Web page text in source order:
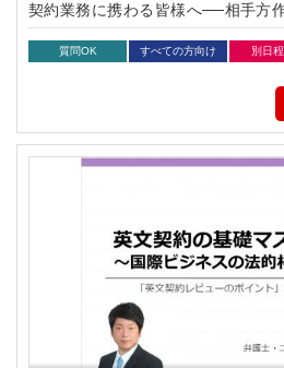
契約業務に携わる皆様へ──相手方
ーする際、何をどのように修正す
か？本セミナーでは、講師が実際に
修正実例をもとに、契約書レビュー
法までを解説します。実務に直結
質問OK すべての方向け 別日